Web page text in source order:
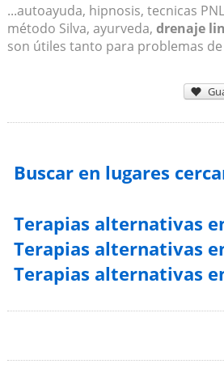
...autoayuda, hipnosis, tecnicas
método Silva, ayurveda, drenaje
son útiles tanto para problemas
Buscar en lugares
Terapias alternativas
Terapias alternativas
Terapias alternativas